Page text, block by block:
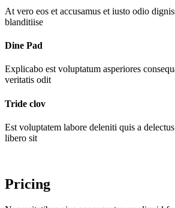
At vero eos et accusamus et iusto odio
blanditiise
Dine Pad
Explicabo est voluptatum asperiores
veritatis odit
Tride clov
Est voluptatem labore deleniti quis a
libero sit
Pricing